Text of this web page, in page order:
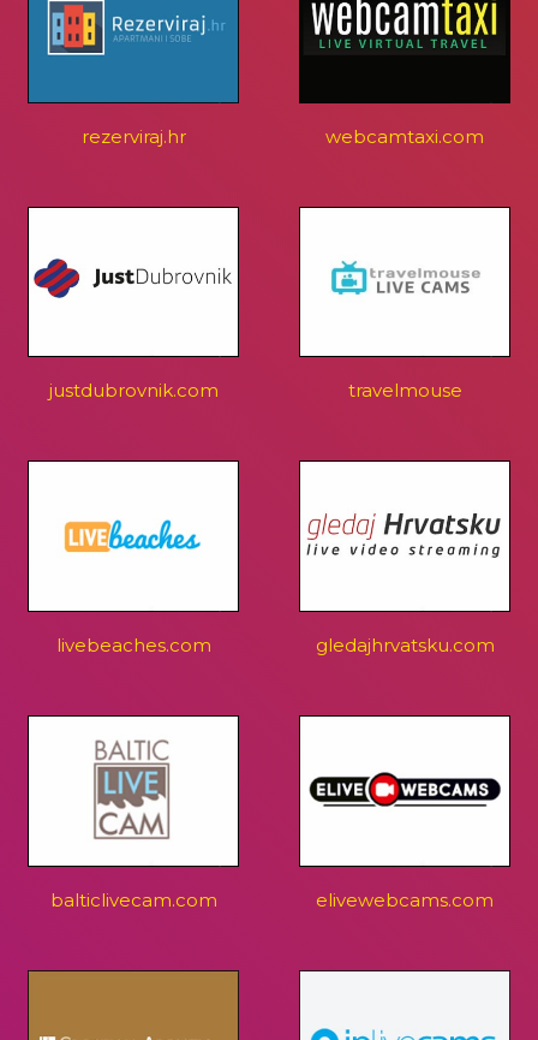
rezerviraj.hr webcamtaxi.com
justdubrovnik.com travelmouse
livebeaches.com gledajhrvatsku.com
balticlivecam.com elivewebcams.com